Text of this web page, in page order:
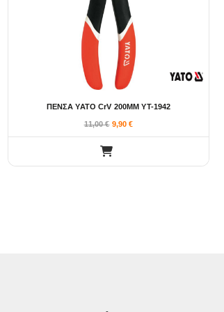
ΠΕΝΣΑ YATO CrV 200MM YT-1942
11,00€ 9,90€